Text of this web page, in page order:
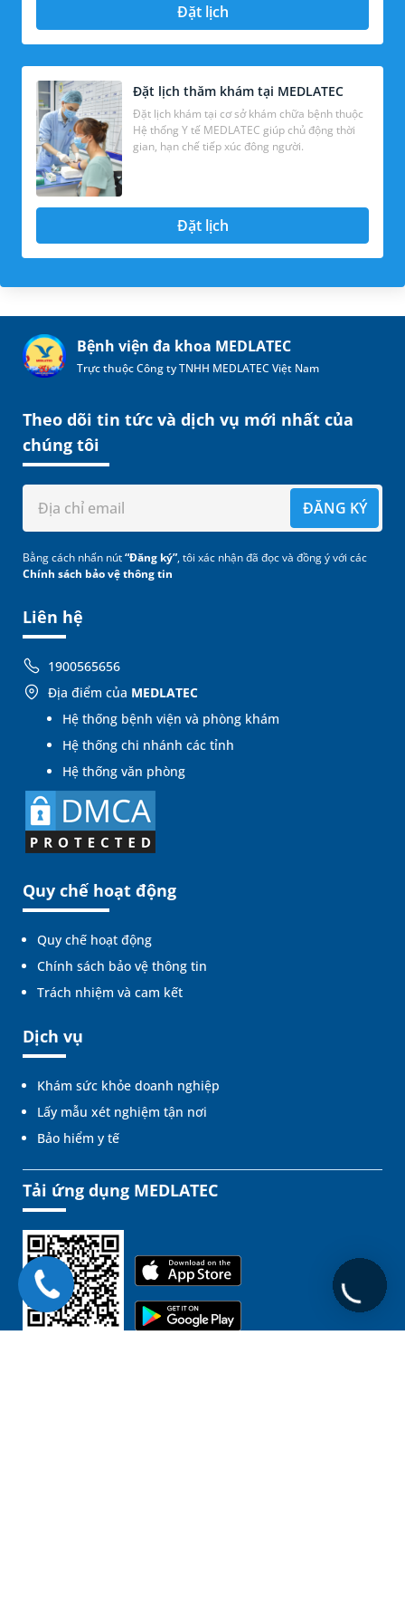
Đặt lịch
Đặt lịch thăm khám tại MEDLATEC
Đặt lịch khám tại cơ sở khám chữa bệnh thuộc
Hệ thống Y tế MEDLATEC giúp chủ động thời
gian, hạn chế tiếp xúc đông người.
Đặt lịch
Bệnh viện đa khoa MEDLATEC
Trực thuộc Công ty TNHH MEDLATEC Việt Nam
Liên hệ
1900565656
Địa điểm của MEDLATEC
Hệ thống bệnh viện và phòng khám
Hệ thống chi nhánh các tỉnh
Hệ thống văn phòng
Quy chế hoạt động
Quy chế hoạt động
Chính sách bảo vệ thông tin
Trách nhiệm và cam kết
Dịch vụ
Khám sức khỏe doanh nghiệp
Lấy mẫu xét nghiệm tận nơi
Bảo hiểm y tế
Theo dõi tin tức và dịch vụ mới nhất của
chúng tôi
ĐĂNG KÝ
Bằng cách nhấn nút“Đăng ký”, tôi xác nhận đã đọc và đồng ý với các
Chính sách bảo vệ thông tin
Tải ứng dụng MEDLATEC